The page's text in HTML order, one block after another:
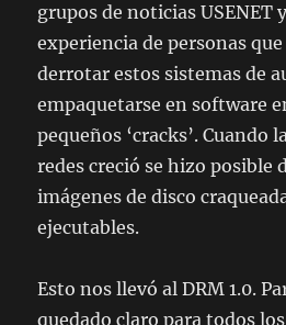
grupos de noticias USENET
experiencia de personas
derrotar estos sistemas de
empaquetarse en software
pequeños ‘cracks’. Cuando
redes creció se hizo posible
imágenes de disco
ejecutables.
Esto nos llevó al DRM 1.0.
quedado claro para todos